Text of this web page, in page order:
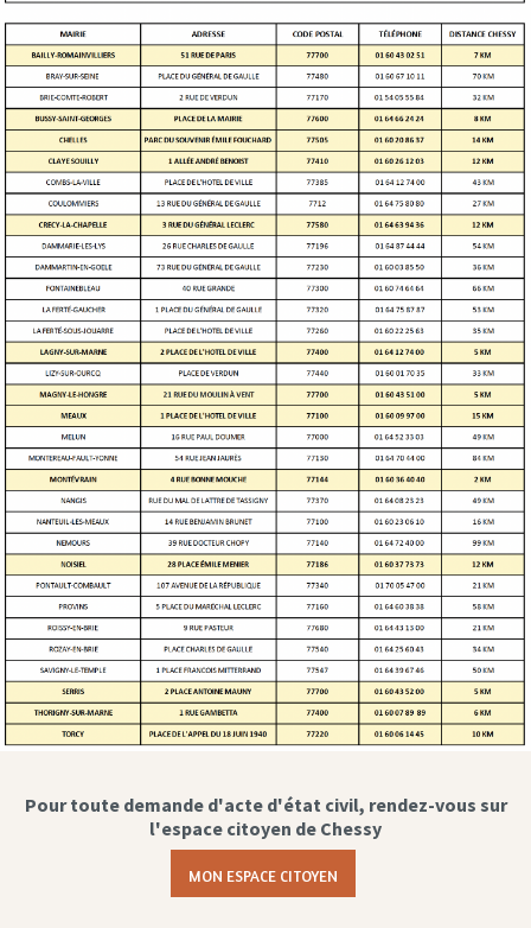
Pour toute demande d'acte d'état civil, rendez-vous sur
l'espace citoyen de Chessy
MON ESPACE CITOYEN